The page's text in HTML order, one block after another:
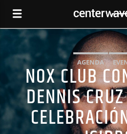
AGENDA
NOX CLUB
DENNIS